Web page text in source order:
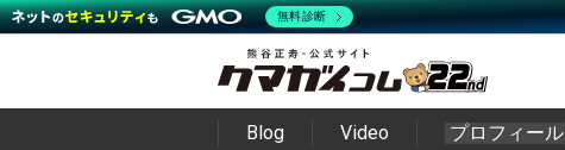
Blog Video プロフィール
無料診断